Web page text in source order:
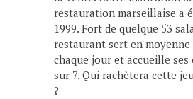
restauration marseillaise a
1999. Fort de quelque 53
restaurant sert en moyenne
chaque jour et accueille
sur 7. Qui rachètera cette
?